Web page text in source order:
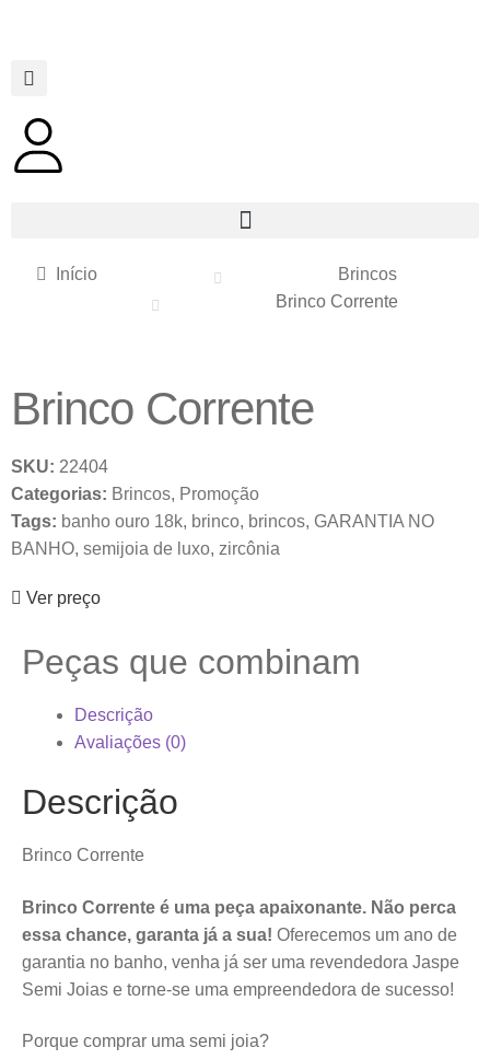
Início
Brincos
Brinco Corrente
Brinco Corrente
SKU: 22404
Categorias: Brincos, Promoção
Tags: banho ouro 18k, brinco, brincos, GARANTIA NO
BANHO, semijoia de luxo, zircônia
Ver preço
Peças que combinam
Descrição
Avaliações (0)
Descrição
Brinco Corrente
Brinco Corrente é uma peça apaixonante. Não perca
essa chance, garanta já a sua! Oferecemos um ano de
garantia no banho, venha já ser uma revendedora Jaspe
Semi Joias e torne-se uma empreendedora de sucesso!
Porque comprar uma semi joia?